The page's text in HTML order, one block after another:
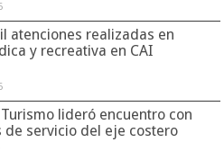
atenciones realizadas en
y recreativa en CAI
lideró encuentro con
de servicio del eje costero